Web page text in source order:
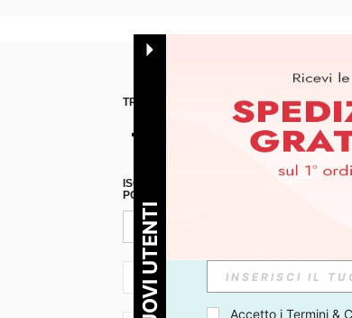
TROVACI SU
ISCRIVITI ALLA NOSTRA NEWSLETTER
POSSIBILE ANNULLARE LA
IT + 39
Accetto i Termini &